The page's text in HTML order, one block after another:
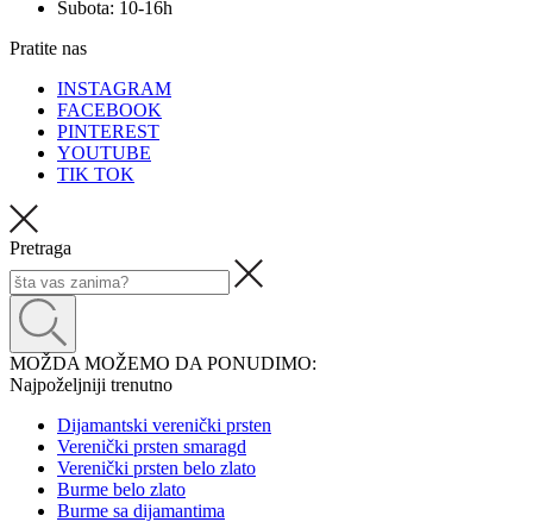
Subota: 10-16h
Pratite nas
INSTAGRAM
FACEBOOK
PINTEREST
YOUTUBE
TIK TOK
Pretraga
MOŽDA MOŽEMO DA PONUDIMO:
Najpoželjniji trenutno
Dijamantski verenički prsten
Verenički prsten smaragd
Verenički prsten belo zlato
Burme belo zlato
Burme sa dijamantima